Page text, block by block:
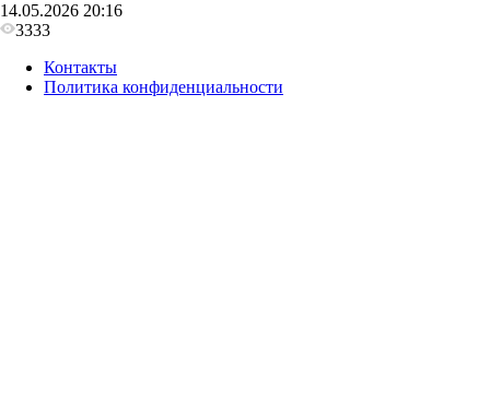
14.05.2026 20:16
3333
Контакты
Политика конфиденциальности